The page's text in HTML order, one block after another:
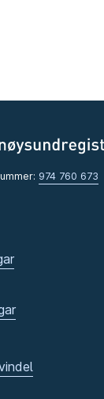
974 760 673